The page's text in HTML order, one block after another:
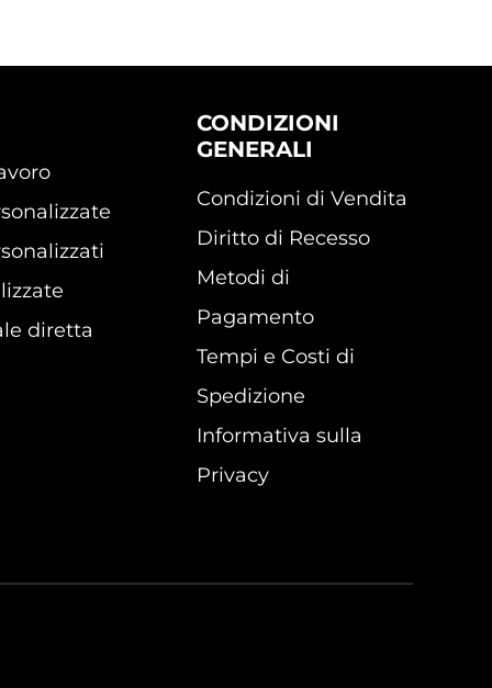
diretta
CONDIZIONI
GENERALI
Condizioni di Vendita
Diritto di Recesso
Metodi di
Pagamento
Tempi e Costi di
Spedizione
Informativa sulla
Privacy